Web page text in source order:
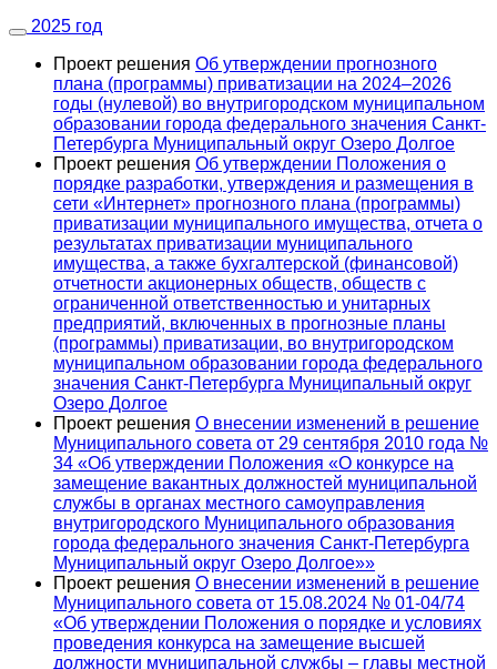
2025 год
Проект решения Об утверждении прогнозного
плана (программы) приватизации на 2024–2026
годы (нулевой) во внутригородском муниципальном
образовании города федерального значения Санкт-
Петербурга Муниципальный округ Озеро Долгое
Проект решения Об утверждении Положения о
порядке разработки, утверждения и размещения в
сети «Интернет» прогнозного плана (программы)
приватизации муниципального имущества, отчета о
результатах приватизации муниципального
имущества, а также бухгалтерской (финансовой)
отчетности акционерных обществ, обществ с
ограниченной ответственностью и унитарных
предприятий, включенных в прогнозные планы
(программы) приватизации, во внутригородском
муниципальном образовании города федерального
значения Санкт-Петербурга Муниципальный округ
Озеро Долгое
Проект решения О внесении изменений в решение
Муниципального совета от 29 сентября 2010 года №
34 «Об утверждении Положения «О конкурсе на
замещение вакантных должностей муниципальной
службы в органах местного самоуправления
внутригородского Муниципального образования
города федерального значения Санкт-Петербурга
Муниципальный округ Озеро Долгое»»
Проект решения О внесении изменений в решение
Муниципального совета от 15.08.2024 № 01-04/74
«Об утверждении Положения о порядке и условиях
проведения конкурса на замещение высшей
должности муниципальной службы – главы местной